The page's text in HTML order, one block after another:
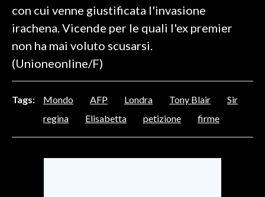
SARDEGNA TURISMO
SARDI NEL MONDO
NOTIZIE
#CARAUNIONE
3 MINUTI CON
con cui venne giustificata l'invasione
irachena. Vicende per le quali l'ex premier
non ha mai voluto scusarsi.
(Unioneonline/F)
Tags: Mondo AFP Londra Tony Blair
Sir
regina
Elisabetta petizione firme